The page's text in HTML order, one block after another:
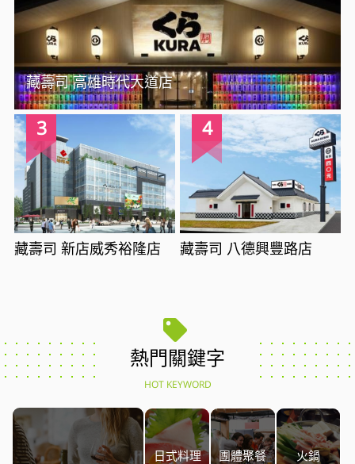
藏壽司 高雄時代大道店
3
藏壽司 新店威秀裕隆店
4
藏壽司 八德興豐路店
熱門關鍵字
HOT KEYWORD
日式料理 團體聚餐 火鍋